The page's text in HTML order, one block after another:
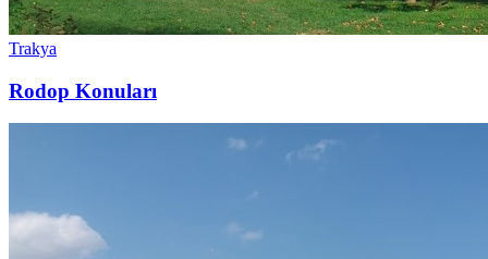
Trakya
Rodop Konuları